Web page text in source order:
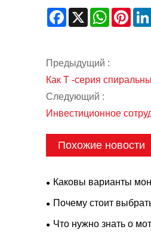
Facebook
X WhatsApp
Предыдущий :
Как T -серия
Следующий :
Инвестиционное
Похожие новости
Каковы варианты
конфигурации с
Почему стоит
подъемника?
Что нужно знать о